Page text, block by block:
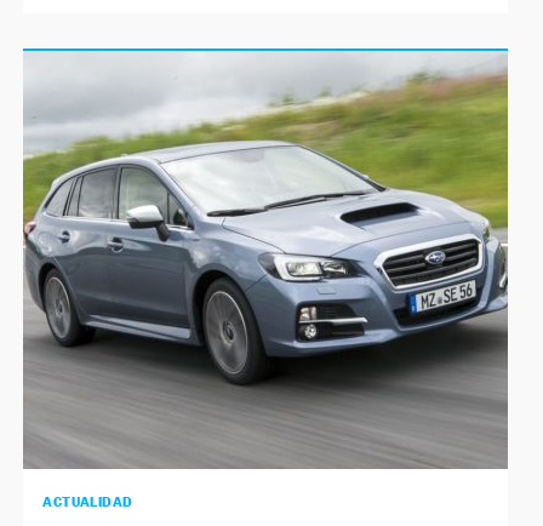
ACTUALIDAD